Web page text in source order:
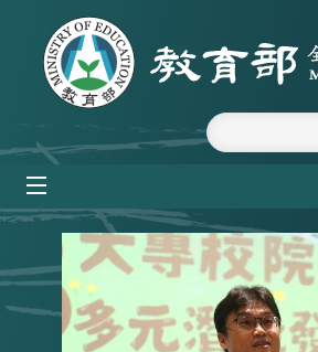
跳到主要內容區塊
:::